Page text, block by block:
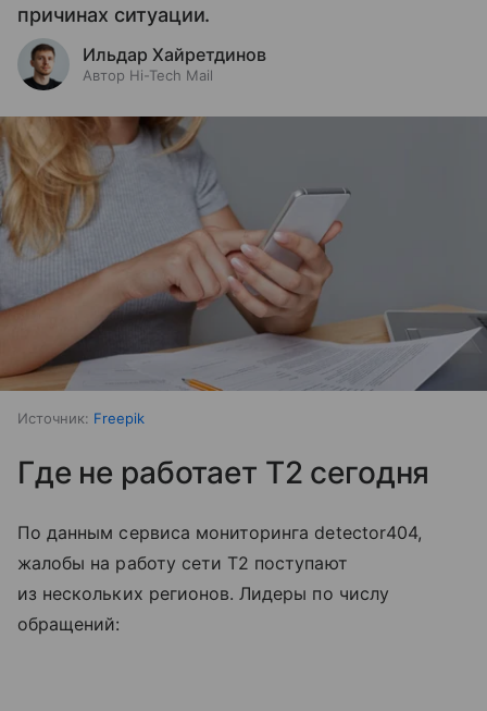
причинах ситуации.
Ильдар Хайретдинов
Автор Hi-Tech Mail
Источник: Freepik
Где не работает T2 сегодня
По данным сервиса мониторинга detector404,
жалобы на работу сети T2 поступают
из нескольких регионов. Лидеры по числу
обращений: